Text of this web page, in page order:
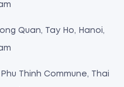
Quan, Tay Ho, Hanoi,
Thinh Commune, Thai